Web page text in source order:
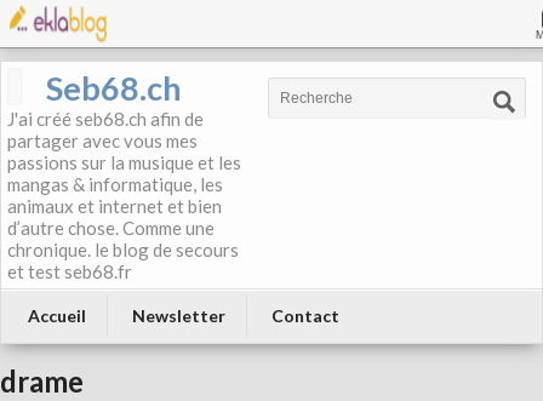
Seb68.ch
J'ai créé seb68.ch afin de
partager avec vous mes
passions sur la musique et les
mangas & informatique, les
animaux et internet et bien
d’autre chose. Comme une
chronique. le blog de secours
et test seb68.fr
Accueil Newsletter Contact
drame